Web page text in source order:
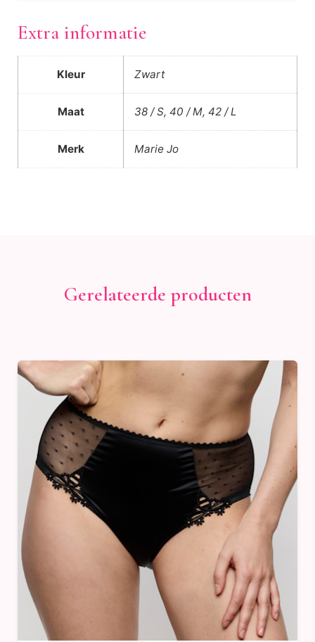
Extra informatie
Kleur Zwart
Maat 38 / S, 40 / M, 42 / L
Merk Marie Jo
Gerelateerde producten